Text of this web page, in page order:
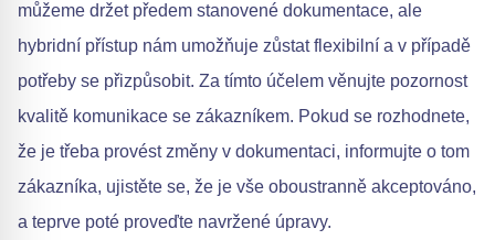
můžeme držet předem stanovené dokumentace, ale
hybridní přístup nám umožňuje zůstat flexibilní a v případě
potřeby se přizpůsobit. Za tímto účelem věnujte pozornost
kvalitě komunikace se zákazníkem. Pokud se rozhodnete,
že je třeba provést změny v dokumentaci, informujte o tom
zákazníka, ujistěte se, že je vše oboustranně akceptováno,
a teprve poté proveďte navržené úpravy.